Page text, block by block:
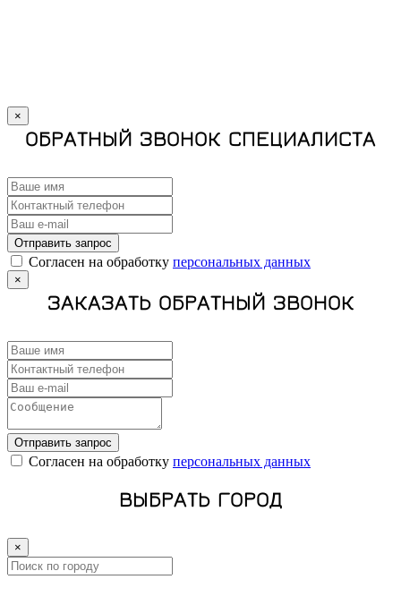
×
ОБРАТНЫЙ ЗВОНОК СПЕЦИАЛИСТА
Отправить запрос
Cогласен на обработку персональных данных
×
ЗАКАЗАТЬ ОБРАТНЫЙ ЗВОНОК
Отправить запрос
Cогласен на обработку персональных данных
ВЫБРАТЬ ГОРОД
×